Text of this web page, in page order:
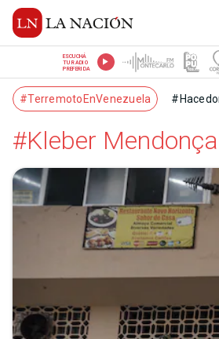
ESCUCHÁ
TU RADIO
PREFERIDA
#TerremotoEnVenezuela
#Kleber